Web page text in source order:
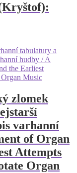
zlomek
varhanní
of Organ
Attempts
Organ